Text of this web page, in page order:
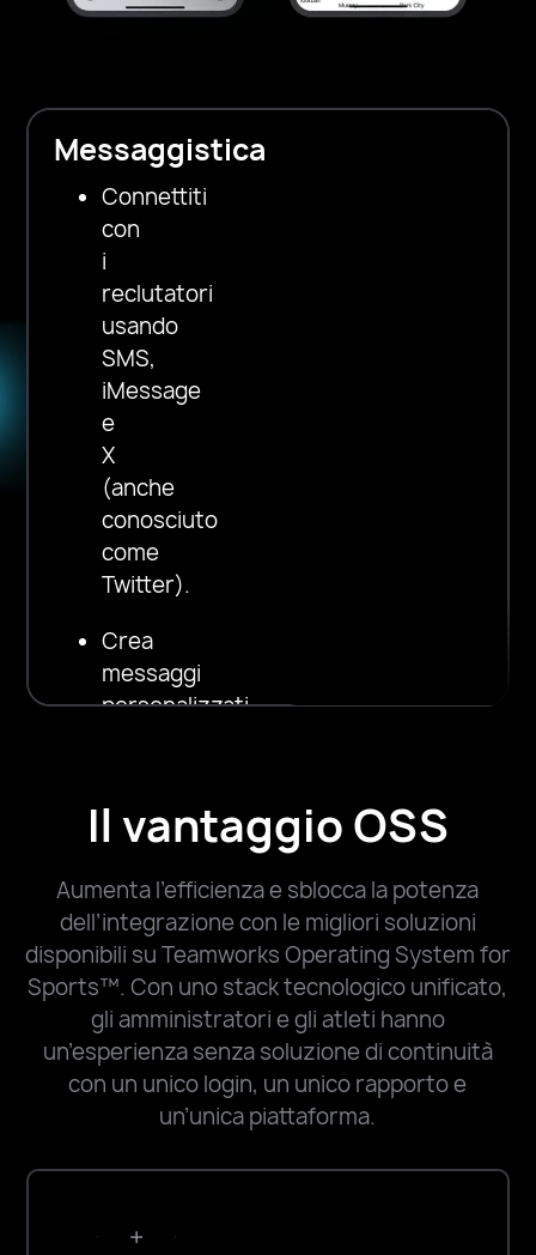
Messaggistica
Connettiti
con
i
reclutatori
usando
SMS,
iMessage
e
X
(anche
conosciuto
come
Twitter).
Crea
messaggi
personalizzati
Registra
automaticamente
tutte
le
attività
nella
scheda
della
recluta
facilmente
dati
Il vantaggio OSS
Aumenta l’efficienza e sblocca la potenza
dell’integrazione con le migliori soluzioni
disponibili su Teamworks Operating System for
Sports™. Con uno stack tecnologico unificato,
gli amministratori e gli atleti hanno
un’esperienza senza soluzione di continuità
con un unico login, un unico rapporto e
un’unica piattaforma.